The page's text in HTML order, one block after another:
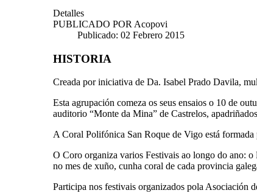
Detalles
PUBLICADO POR Acopovi
Publicado: 02 Febrero 2015
HISTORIA
Creada por iniciativa de Da. Isabel Prado Davila,
Esta agrupación comeza os seus ensaios o 10 de
auditorio “Monte da Mina” de Castrelos,
A Coral Polifónica San Roque de Vigo está
O Coro organiza varios Festivais ao longo do ano:
no mes de xuño, cunha coral de cada provincia
Participa nos festivais organizados pola Asociación